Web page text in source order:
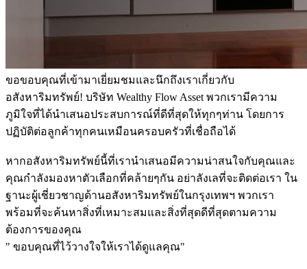
ขอขอบคุณที่เข้ามาเยี่ยมชมและนึกถึงเราเกี่ยวกับ
อสังหาริมทรัพย์! บริษัท Wealthy Flow Asset พวกเรามีความ
ภูมิใจที่ได้นำเสนอประสบการณ์ที่ดีที่สุดให้ทุกๆท่าน โดยการ
ปฏิบัติต่อลูกค้าทุกคนเหมือนครอบครัวที่เชื่อถือได้
หากอสังหาริมทรัพย์นี้ที่เรานำเสนอมีความน่าสนใจกับคุณและ
คุณกำลังมองหาตัวเลือกที่คล้ายๆกัน อย่าลังเลที่จะติดต่อเรา ใน
ฐานะผู้เชี่ยวชาญด้านอสังหาริมทรัพย์ในกรุงเทพฯ พวกเรา
พร้อมที่จะค้นหาสิ่งที่เหมาะสมและสิ่งที่สุดดีที่สุดตามความ
ต้องการของคุณ
" ขอบคุณที่ไว้วางใจให้เราได้ดูแลคุณ"